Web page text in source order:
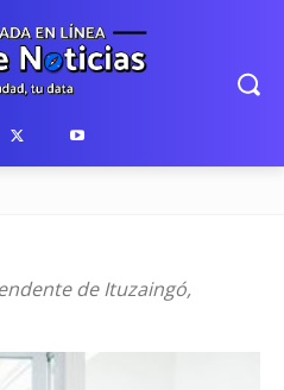
de Ituzaingó,